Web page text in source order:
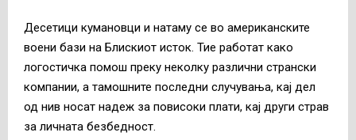
Десетици кумановци и натаму се во американските
воени бази на Блискиот исток. Тие работат како
логостичка помош преку неколку различни странски
компании, а тамошните последни случувања, кај дел
од нив носат надеж за повисоки плати, кај други страв
за личната безбедност.